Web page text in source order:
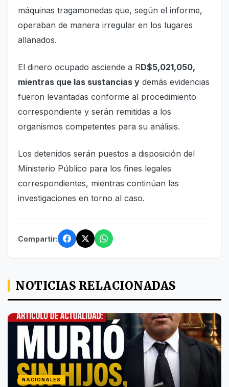
máquinas tragamonedas que, según el informe,
operaban de manera irregular en los lugares
allanados.
El dinero ocupado asciende a RD$5,021,050,
mientras que las sustancias y demás evidencias
fueron levantadas conforme al procedimiento
correspondiente y serán remitidas a los
organismos competentes para su análisis.
Los detenidos serán puestos a disposición del
Ministerio Público para los fines legales
correspondientes, mientras continúan las
investigaciones en torno al caso.
Compartir:
NOTICIAS RELACIONADAS
NACIONALES